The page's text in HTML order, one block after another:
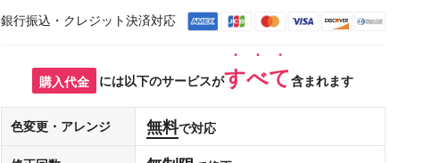
銀行振込・クレジット決済対応
購入代金 には以下のサービスがすべて含まれます
色変更・アレンジ 無料で対応